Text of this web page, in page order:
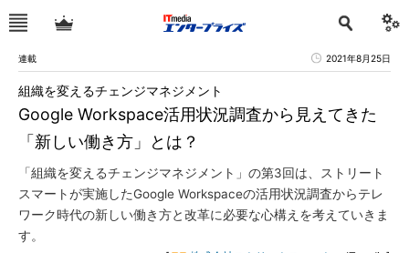
連載 2021年8月25日
Google Workspace活用状況調査から見えてきた
「新しい働き方」とは？
組織を変えるチェンジマネジメント
「組織を変えるチェンジマネジメント」の第3回は、ストリート
スマートが実施したGoogle Workspaceの活用状況調査からテレ
ワーク時代の新しい働き方と改革に必要な心構えを考えていきま
す。